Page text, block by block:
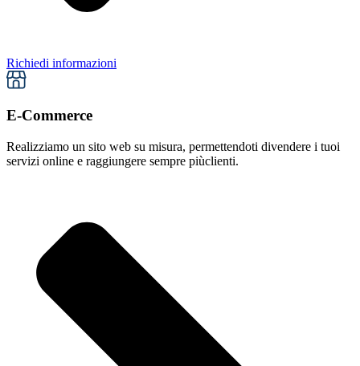
Richiedi informazioni
E-Commerce
Realizziamo un sito web su misura, permettendoti divendere i tuoi
servizi online e raggiungere sempre piùclienti.